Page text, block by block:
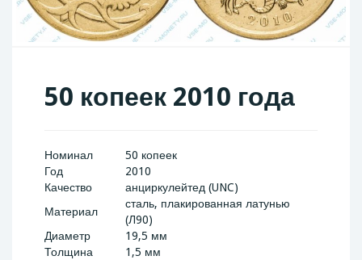
50 копеек 2010 года
Номинал
50 копеек
Год
2010
Качество
анциркулейтед (UNC)
Материал
сталь, плакированная латунью
(Л90)
Диаметр
19,5 мм
Толщина
1,5 мм